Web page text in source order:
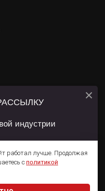
ссылка на
данные геолокации
конфиденциальностии
работал лучше. Продолжая
с политикой
индустрии
×